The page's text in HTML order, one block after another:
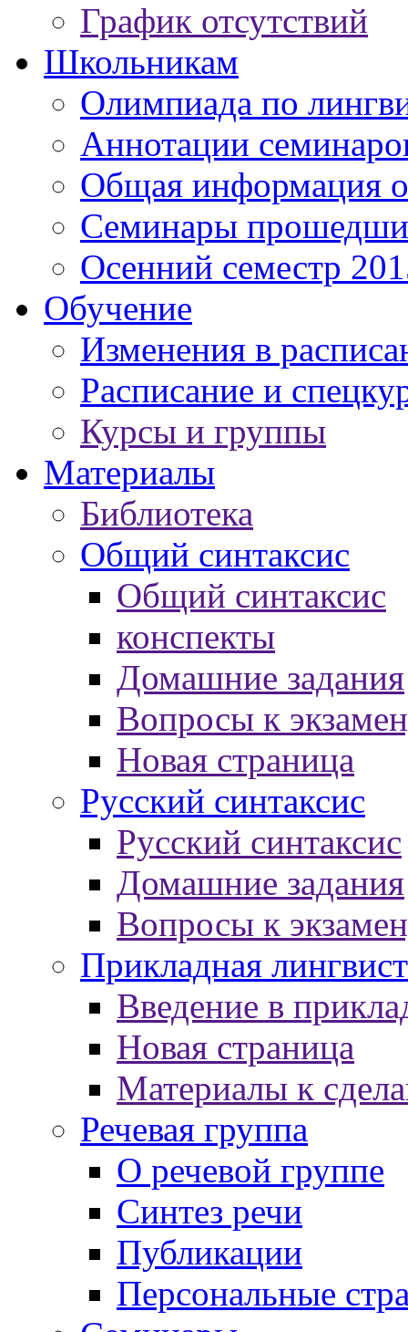
График отсутствий
Школьникам
Олимпиада по
Аннотации
Общая информация
Семинары
Осенний семестр
Обучение
Изменения в
Расписание и
Курсы и группы
Материалы
Библиотека
Общий синтаксис
Общий синтаксис
конспекты
Домашние задания
Вопросы к
Новая страница
Русский синтаксис
Русский синтаксис
Домашние задания
Вопросы к
Прикладная
Введение в
Новая страница
Материалы к
Речевая группа
О речевой группе
Синтез речи
Публикации
Персональные